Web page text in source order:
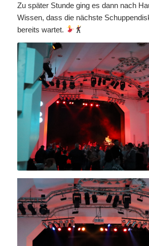
Zu später Stunde ging es dann nach
Wissen, dass die nächste
bereits wartet.